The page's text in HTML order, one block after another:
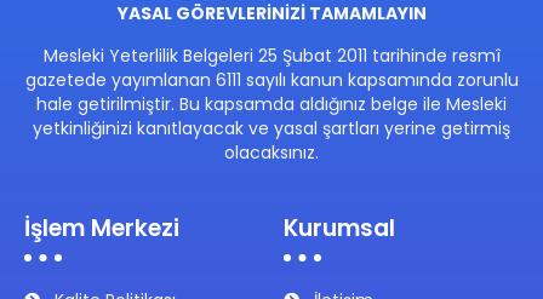
YASAL GÖREVLERİNİZİ TAMAMLAYIN
Mesleki Yeterlilik Belgeleri 25 Şubat 2011 tarihinde resmî
gazetede yayımlanan 6111 sayılı kanun kapsamında zorunlu
hale getirilmiştir. Bu kapsamda aldığınız belge ile Mesleki
yetkinliğinizi kanıtlayacak ve yasal şartları yerine getirmiş
olacaksınız.
İşlem Merkezi Kurumsal